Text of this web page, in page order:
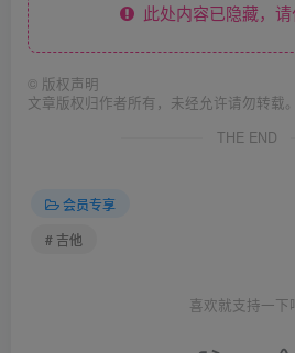
此处内容已隐藏，请
© 版权声明
文章版权归作者所有，未经允许请勿转载。
THE END
会员专享
# 吉他
喜欢就支持一下